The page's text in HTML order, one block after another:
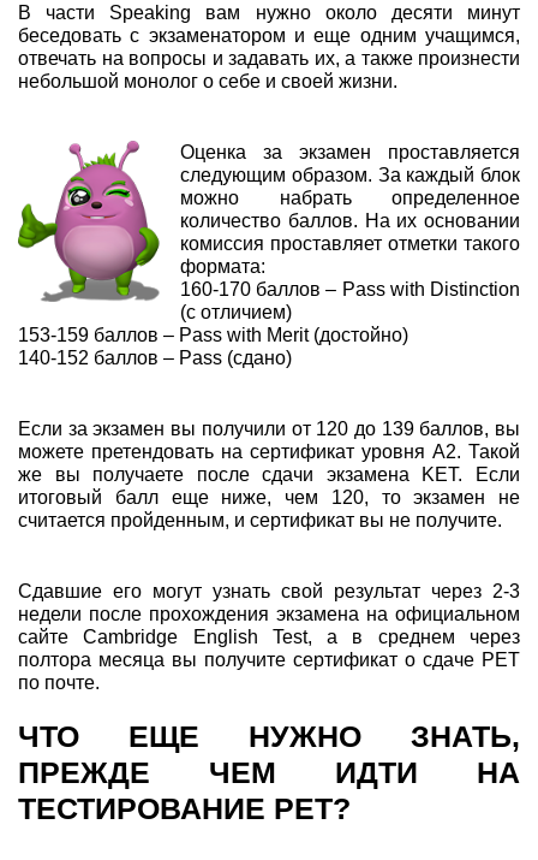
В части Speaking вам нужно около десяти минут
беседовать с экзаменатором и еще одним учащимся,
отвечать на вопросы и задавать их, а также произнести
небольшой монолог о себе и своей жизни.
Оценка за экзамен проставляется
следующим образом. За каждый блок
можно набрать определенное
количество баллов. На их основании
комиссия проставляет отметки такого
формата:
160-170 баллов – Pass with Distinction
(с отличием)
153-159 баллов – Pass with Merit (достойно)
140-152 баллов – Pass (сдано)
Если за экзамен вы получили от 120 до 139 баллов, вы
можете претендовать на сертификат уровня А2. Такой
же вы получаете после сдачи экзамена KET. Если
итоговый балл еще ниже, чем 120, то экзамен не
считается пройденным, и сертификат вы не получите.
Сдавшие его могут узнать свой результат через 2-3
недели после прохождения экзамена на официальном
сайте Cambridge English Test, а в среднем через
полтора месяца вы получите сертификат о сдаче PET
по почте.
ЧТО ЕЩЕ НУЖНО ЗНАТЬ,
ПРЕЖДЕ ЧЕМ ИДТИ НА
ТЕСТИРОВАНИЕ PET?